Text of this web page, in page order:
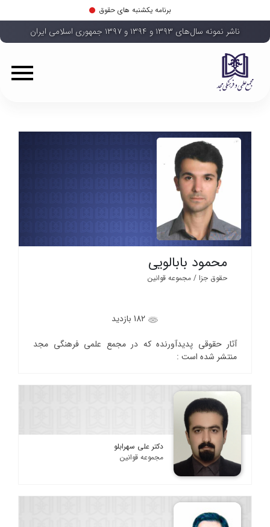
برنامه یکشنبه های حقوق
ناشر نمونه سال‌های ۱۳۹۳ و ۱۳۹۴ و ۱۳۹۷ جمهوری اسلامی ایران
محمود بابالویی
حقوق جزا / مجموعه قوانین
آثار حقوقی پدیدآورنده که در مجمع علمی فرهنگی مجد
منتشر شده است :
دکتر علی سهرابلو
مجموعه قوانین